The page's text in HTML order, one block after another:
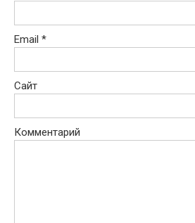
Email *
Сайт
Комментарий